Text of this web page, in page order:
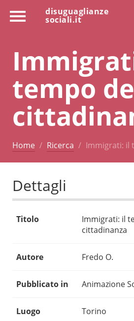
disuguaglianze
sociali.it
tempo
Home Ricerca Immigrati: il
Dettagli
Titolo
Immigrati: il
cittadinanza
Autore Fredo O.
Pubblicato in Animazione
Luogo Torino